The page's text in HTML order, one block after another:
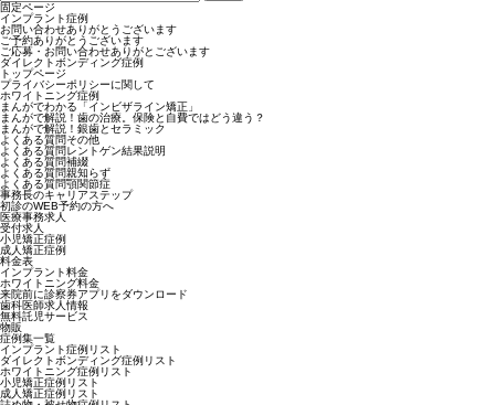
固定ページ
インプラント症例
お問い合わせありがとうございます
ご予約ありがとうございます
ご応募・お問い合わせありがとございます
ダイレクトボンディング症例
トップページ
プライバシーポリシーに関して
ホワイトニング症例
まんがでわかる「インビザライン矯正」
まんがで解説！歯の治療。保険と自費ではどう違う？
まんがで解説！銀歯とセラミック
よくある質問その他
よくある質問レントゲン結果説明
よくある質問補綴
よくある質問親知らず
よくある質問顎関節症
事務長のキャリアステップ
初診のWEB予約の方へ
医療事務求人
受付求人
小児矯正症例
成人矯正症例
料金表
インプラント料金
ホワイトニング料金
来院前に診察券アプリをダウンロード
歯科医師求人情報
無料託児サービス
物販
症例集一覧
インプラント症例リスト
ダイレクトボンディング症例リスト
ホワイトニング症例リスト
小児矯正症例リスト
成人矯正症例リスト